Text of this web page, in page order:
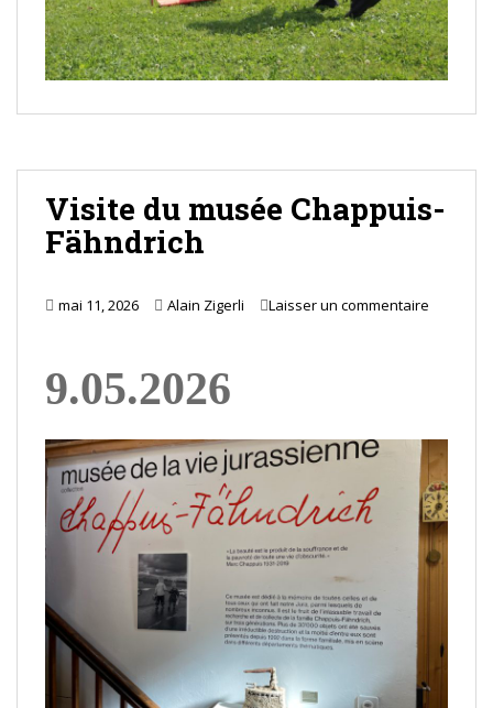
Visite du musée Chappuis-
Fähndrich
mai 11, 2026 Alain Zigerli Laisser un commentaire
9.05.2026